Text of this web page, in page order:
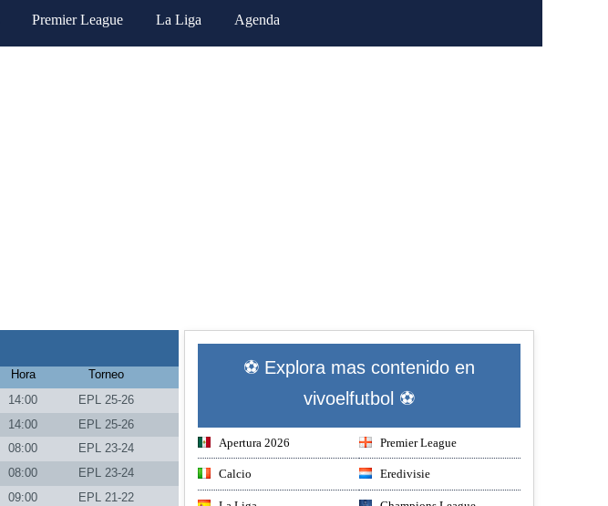
Premier League La Liga Agenda
Hora
Torneo
14:00
EPL 25-26
14:00
EPL 25-26
08:00
EPL 23-24
08:00
EPL 23-24
09:00
EPL 21-22
⚽ Explora mas contenido en
vivoelfutbol ⚽
Apertura 2026 Premier League
Calcio Eredivisie